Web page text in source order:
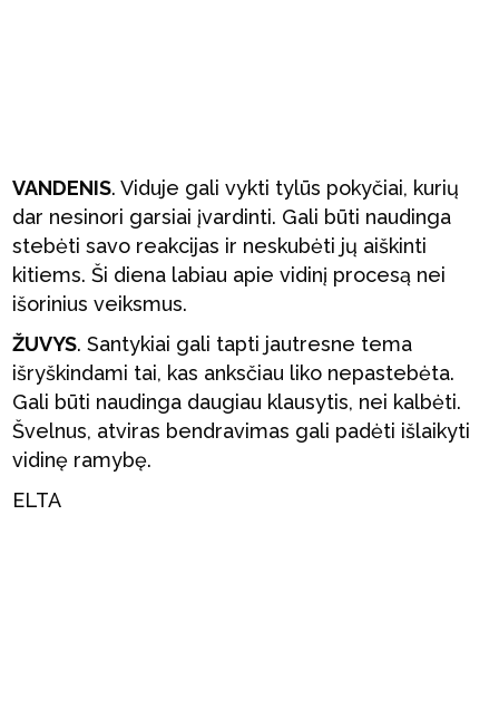
VANDENIS. Viduje gali vykti tylūs pokyčiai, kurių
dar nesinori garsiai įvardinti. Gali būti naudinga
stebėti savo reakcijas ir neskubėti jų aiškinti
kitiems. Ši diena labiau apie vidinį procesą nei
išorinius veiksmus.
ŽUVYS. Santykiai gali tapti jautresne tema
išryškindami tai, kas anksčiau liko nepastebėta.
Gali būti naudinga daugiau klausytis, nei kalbėti.
Švelnus, atviras bendravimas gali padėti išlaikyti
vidinę ramybę.
ELTA